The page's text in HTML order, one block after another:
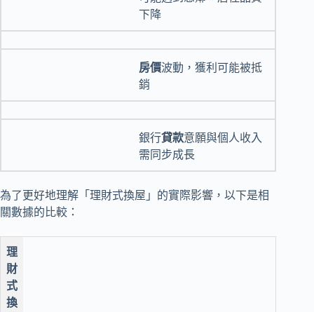
下降
房價波動，獲利可能被抵
銷
銀行貸款意願與個人收入
需同步成長
為了更好地理解「理財式換屋」的實際影響，以下是相
關數據的比較：
理
財
式
換